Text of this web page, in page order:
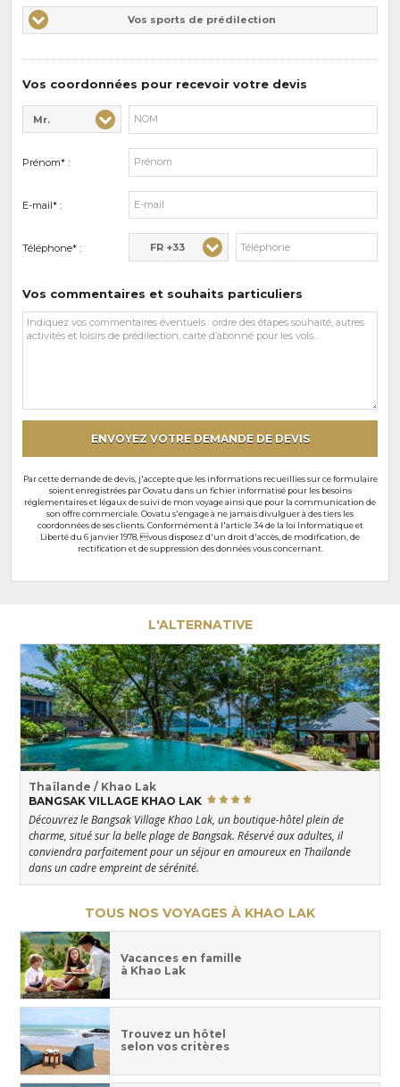
d'intérêts
Vos
sports
Vos sports de prédilection
Vos coordonnées pour recevoir votre devis
Civilité* :
Mr.
Nom* :
Prénom* :
E-mail* :
Téléphone* : FR +33
Vos commentaires et souhaits particuliers
Vos
commentaires
ENVOYEZ VOTRE DEMANDE DE DEVIS
Par cette demande de devis, j'accepte que les informations recueillies sur ce formulaire
soient enregistrées par Oovatu dans un fichier informatisé pour les besoins
réglementaires et légaux de suivi de mon voyage ainsi que pour la communication de
son offre commerciale. Oovatu s'engage à ne jamais divulguer à des tiers les
coordonnées de ses clients. Conformément à l'article 34 de la loi Informatique et
Liberté du 6 janvier 1978, vous disposez d'un droit d'accès, de modification, de
rectification et de suppression des données vous concernant.
L'ALTERNATIVE
Thaïlande / Khao Lak
BANGSAK VILLAGE KHAO LAK
Découvrez le Bangsak Village Khao Lak, un boutique-hôtel plein de
charme, situé sur la belle plage de Bangsak. Réservé aux adultes, il
conviendra parfaitement pour un séjour en amoureux en Thaïlande
dans un cadre empreint de sérénité.
TOUS NOS VOYAGES À KHAO LAK
Vacances en famille
à Khao Lak
Trouvez un hôtel
selon vos critères